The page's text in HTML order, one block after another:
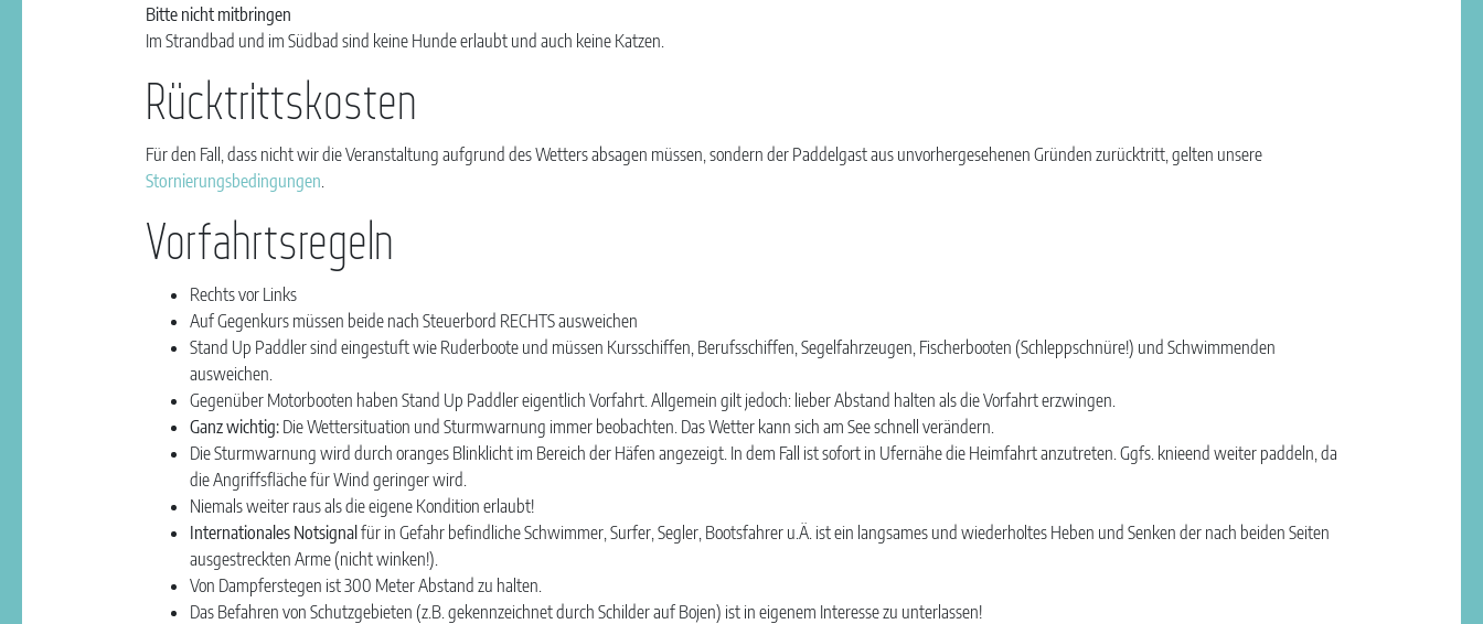
Bitte nicht mitbringen
Im Strandbad und im Südbad sind keine Hunde erlaubt und auch keine Katzen.
Rücktrittskosten
Für den Fall, dass nicht wir die Veranstaltung aufgrund des Wetters absagen müssen, sondern der Paddelgast aus unvorhergesehenen Gründen zurücktritt, gelten unsere
Stornierungsbedingungen.
Vorfahrtsregeln
Rechts vor Links
Auf Gegenkurs müssen beide nach Steuerbord RECHTS ausweichen
Stand Up Paddler sind eingestuft wie Ruderboote und müssen Kursschiffen, Berufsschiffen, Segelfahrzeugen, Fischerbooten (Schleppschnüre!) und Schwimmenden
ausweichen.
Gegenüber Motorbooten haben Stand Up Paddler eigentlich Vorfahrt. Allgemein gilt jedoch: lieber Abstand halten als die Vorfahrt erzwingen.
Ganz wichtig: Die Wettersituation und Sturmwarnung immer beobachten. Das Wetter kann sich am See schnell verändern.
Die Sturmwarnung wird durch oranges Blinklicht im Bereich der Häfen angezeigt. In dem Fall ist sofort in Ufernähe die Heimfahrt anzutreten. Ggfs. knieend weiter paddeln, da
die Angriffsfläche für Wind geringer wird.
Niemals weiter raus als die eigene Kondition erlaubt!
Internationales Notsignal für in Gefahr befindliche Schwimmer, Surfer, Segler, Bootsfahrer u.Ä. ist ein langsames und wiederholtes Heben und Senken der nach beiden Seiten
ausgestreckten Arme (nicht winken!).
Von Dampferstegen ist 300 Meter Abstand zu halten.
Das Befahren von Schutzgebieten (z.B. gekennzeichnet durch Schilder auf Bojen) ist in eigenem Interesse zu unterlassen!